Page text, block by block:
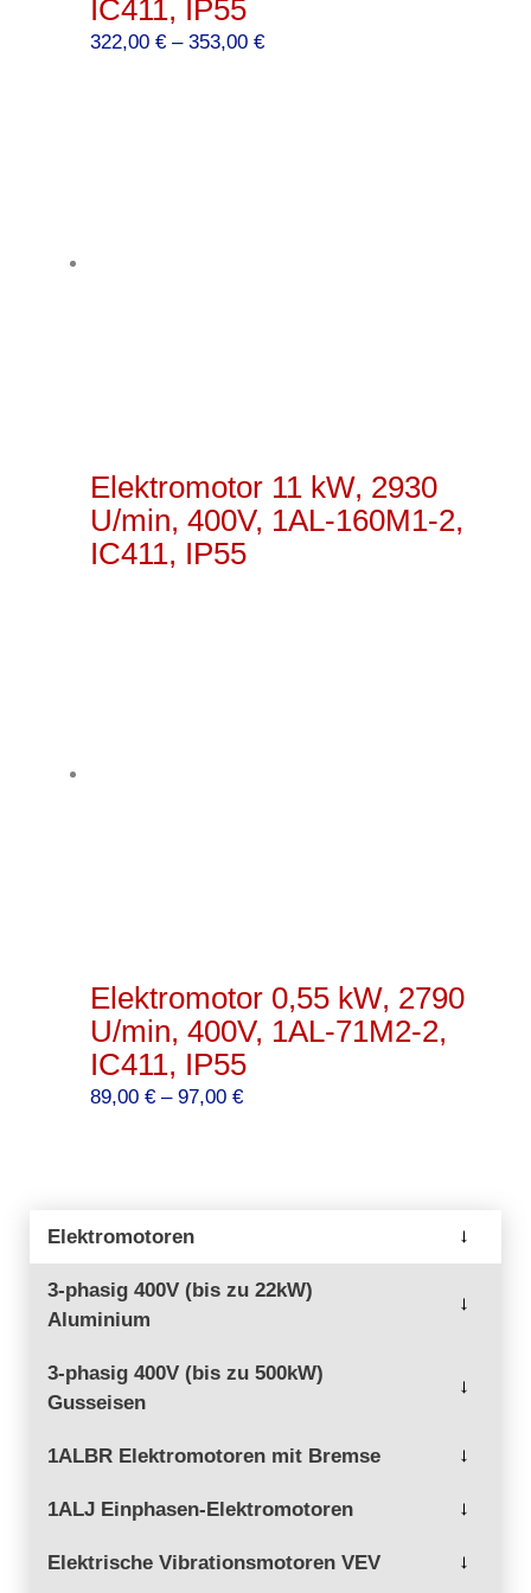
Elektromotoren →
3-phasig 400V (bis zu 22kW)
Aluminium
→
3-phasig 400V (bis zu 500kW)
Gusseisen
→
1ALBR Elektromotoren mit Bremse →
1ALJ Einphasen-Elektromotoren →
Elektrische Vibrationsmotoren VEV →
IC411, IP55
322,00 € – 353,00 €Preisspanne:
Elektromotor 11 kW, 2930
U/min, 400V, 1AL-160M1-2,
IC411, IP55
Elektromotor 0,55 kW, 2790
U/min, 400V, 1AL-71M2-2,
IC411, IP55
89,00 € – 97,00 €Preisspanne: